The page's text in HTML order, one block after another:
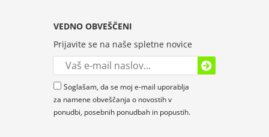
VEDNO OBVEŠČENI
Prijavite se na naše spletne novice
Soglašam, da se moj e-mail uporablja
za namene obveščanja o novostih v
ponudbi, posebnih ponudbah in popustih.